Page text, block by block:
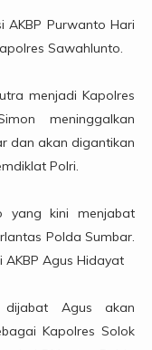
AKBP Purwanto Hari
Sawahlunto.
menjadi Kapolres
meninggalkan
dan akan digantikan
Polri.
yang kini menjabat
Polda Sumbar.
Agus Hidayat
dijabat Agus akan
Kapolres Solok